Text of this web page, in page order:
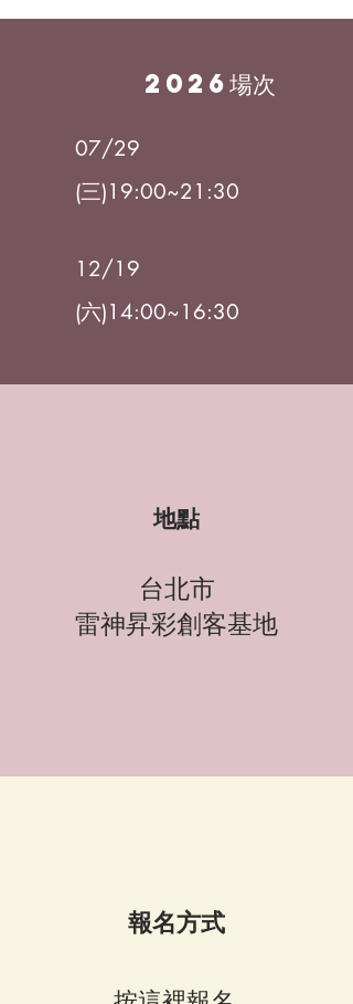
2026場次
07/29
(三)19:00~21:30
12/19
(六)14:00~16:30
地點
台北市
雷神昇彩創客基地
報名方式